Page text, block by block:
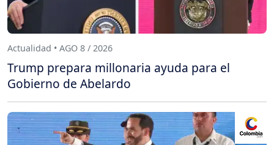
Actualidad • AGO 8 / 2026
Trump prepara millonaria ayuda para el
Gobierno de Abelardo